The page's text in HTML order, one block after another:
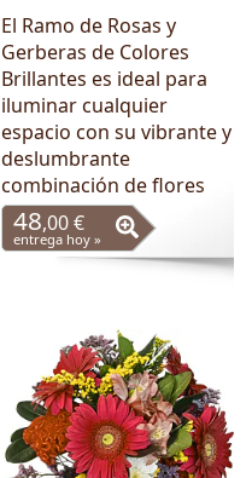
El Ramo de Rosas y
Gerberas de Colores
Brillantes es ideal para
iluminar cualquier
espacio con su vibrante y
deslumbrante
combinación de flores
48,00 €
entrega hoy »